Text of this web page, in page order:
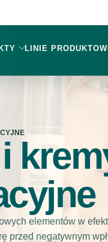
LINIE
elementów w
przed negatywnym